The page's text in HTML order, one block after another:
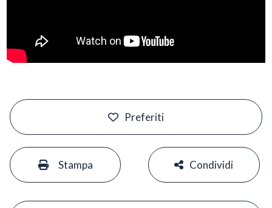
Preferiti
Stampa Condividi